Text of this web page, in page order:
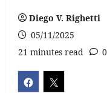
Diego V. Righetti
05/11/2025
21 minutes read
0